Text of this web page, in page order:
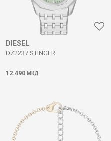
DIESEL
DZ2237 STINGER
12.490 МКД